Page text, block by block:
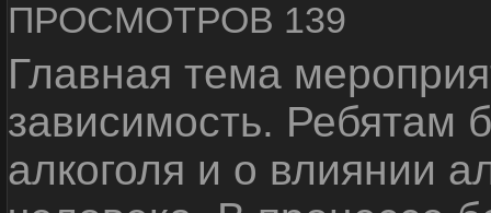
ПРОСМОТРОВ 139
Главная тема
зависимость. Ребятам
алкоголя и о влиянии